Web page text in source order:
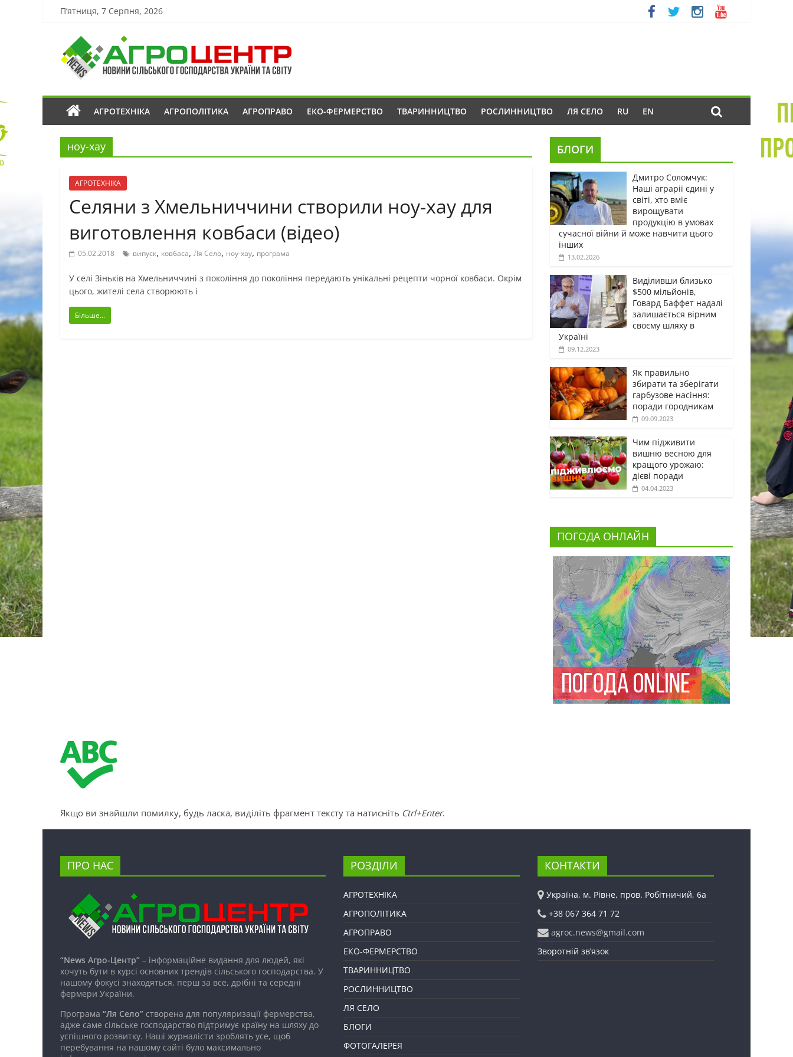
П’ятниця, 7 Серпня, 2026
АГРОТЕХНІКА АГРОПОЛІТИКА АГРОПРАВО ЕКО-ФЕРМЕРСТВО ТВАРИННИЦТВО РОСЛИННИЦТВО ЛЯ СЕЛО RU EN
ноу-хау
АГРОТЕХНІКА
Селяни з Хмельниччини створили ноу-хау для
виготовлення ковбаси (відео)
05.02.2018 випуск, ковбаса, Ля Село, ноу-хау, програма
У селі Зіньків на Хмельниччині з покоління до покоління передають унікальні рецепти чорної ковбаси. Окрім
цього, жителі села створюють і
Більше...
БЛОГИ
Дмитро Соломчук:
Наші аграрії єдині у
світі, хто вміє
вирощувати
продукцію в умовах
сучасної війни й може навчити цього
інших
13.02.2026
Виділивши близько
$500 мільйонів,
Говард Баффет надалі
залишається вірним
своєму шляху в
Україні
09.12.2023
Як правильно
збирати та зберігати
гарбузове насіння:
поради городникам
09.09.2023
Чим підживити
вишню весною для
кращого урожаю:
дієві поради
04.04.2023
ПОГОДА ОНЛАЙН
Якщо ви знайшли помилку, будь ласка, виділіть фрагмент тексту та натисніть Ctrl+Enter.
ПРО НАС
“News Агро-Центр” – інформаційне видання для людей, які
хочуть бути в курсі основних трендів сільського господарства. У
нашому фокусі знаходяться, перш за все, дрібні та середні
фермери України.
Програма “Ля Село” створена для популяризації фермерства,
адже саме сільське господарство підтримує країну на шляху до
успішного розвитку. Наші журналісти зроблять усе, щоб
перебування на нашому сайті було максимально
РОЗДІЛИ
АГРОТЕХНІКА
АГРОПОЛІТИКА
АГРОПРАВО
ЕКО-ФЕРМЕРСТВО
ТВАРИННИЦТВО
РОСЛИННИЦТВО
ЛЯ СЕЛО
БЛОГИ
ФОТОГАЛЕРЕЯ
КОНТАКТИ
Україна, м. Рівне, пров. Робітничий, 6а
+38 067 364 71 72
agroc.news@gmail.com
Зворотній зв’язок